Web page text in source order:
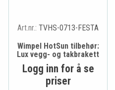
Art.nr.: TVHS-0713-FESTA
Wimpel HotSun tilbehør:
Lux vegg- og takbrakett
Logg inn for å se
priser